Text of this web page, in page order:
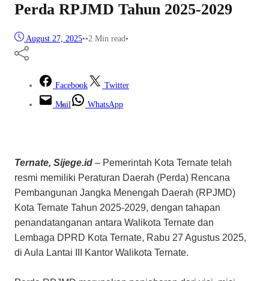
Perda RPJMD Tahun 2025-2029
August 27, 2025••2 Min read•
Facebook Twitter
Mail WhatsApp
Ternate, Sijege.id – Pemerintah Kota Ternate telah
resmi memiliki Peraturan Daerah (Perda) Rencana
Pembangunan Jangka Menengah Daerah (RPJMD)
Kota Ternate Tahun 2025-2029, dengan tahapan
penandatanganan antara Walikota Ternate dan
Lembaga DPRD Kota Ternate, Rabu 27 Agustus 2025,
di Aula Lantai III Kantor Walikota Ternate.